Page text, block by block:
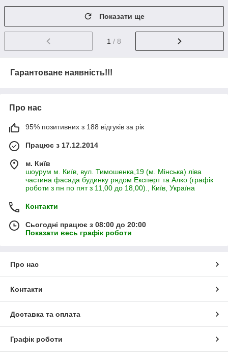
Показати ще
1 / 8
Гарантоване наявність!!!
Про нас
95% позитивних з 188 відгуків за рік
Працює з 17.12.2014
м. Київ
шоурум м. Київ, вул. Тимошенка,19 (м. Мінська) ліва
частина фасада будинку рядом Експерт та Алко (графік
роботи з пн по пят з 11,00 до 18,00)., Київ, Україна
Контакти
Сьогодні працює з 08:00 до 20:00
Показати весь графік роботи
Про нас
Контакти
Доставка та оплата
Графік роботи